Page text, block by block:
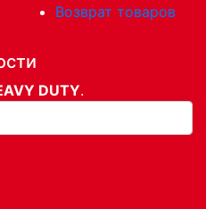
Возврат товаров
DUTY.